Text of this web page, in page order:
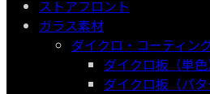
ストアフロント
ガラス素材
ダイクロ・コーティン
ダイクロ板（単色
ダイクロ板（パタ